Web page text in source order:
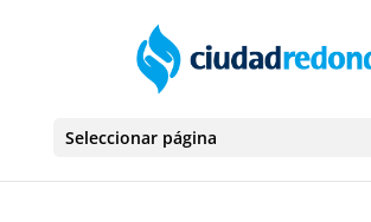
Seleccionar página